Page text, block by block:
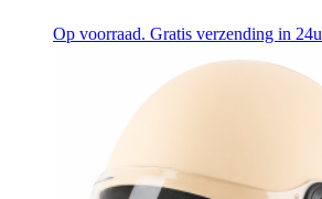
Op voorraad. Gratis verzending in 24u